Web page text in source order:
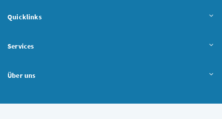
Quicklinks
Services
Über uns